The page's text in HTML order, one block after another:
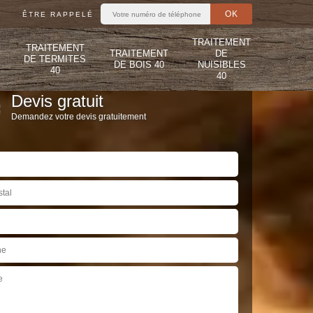
ÊTRE RAPPELÉ
TRAITEMENT
DE TERMITES
40
TRAITEMENT
DE BOIS 40
TRAITEMENT
DE
NUISIBLES
40
Devis gratuit
Demandez votre devis gratuitement